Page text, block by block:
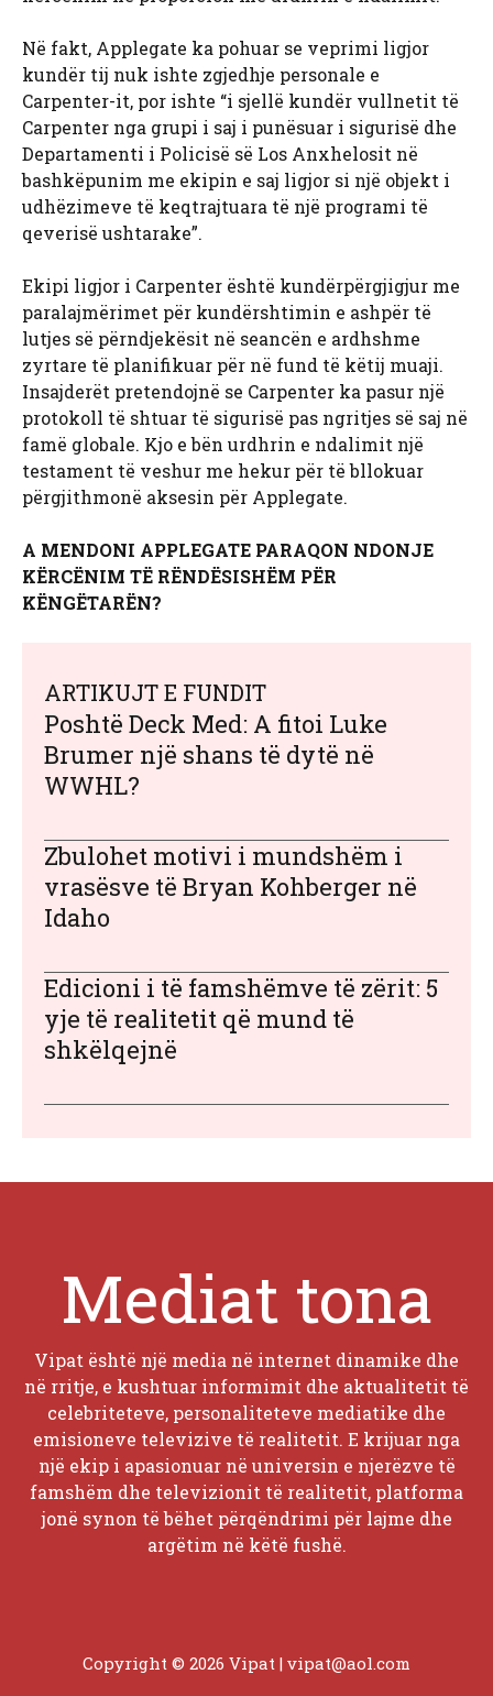
Në fakt, Applegate ka pohuar se veprimi ligjor
kundër tij nuk ishte zgjedhje personale e
Carpenter-it, por ishte “i sjellë kundër vullnetit të
Carpenter nga grupi i saj i punësuar i sigurisë dhe
Departamenti i Policisë së Los Anxhelosit në
bashkëpunim me ekipin e saj ligjor si një objekt i
udhëzimeve të keqtrajtuara të një programi të
qeverisë ushtarake”.
Ekipi ligjor i Carpenter është kundërpërgjigjur me
paralajmërimet për kundërshtimin e ashpër të
lutjes së përndjekësit në seancën e ardhshme
zyrtare të planifikuar për në fund të këtij muaji.
Insajderët pretendojnë se Carpenter ka pasur një
protokoll të shtuar të sigurisë pas ngritjes së saj në
famë globale. Kjo e bën urdhrin e ndalimit një
testament të veshur me hekur për të bllokuar
përgjithmonë aksesin për Applegate.
A MENDONI APPLEGATE PARAQON NDONJE
KËRCËNIM TË RËNDËSISHËM PËR
KËNGËTARËN?
ARTIKUJT E FUNDIT
Poshtë Deck Med: A fitoi Luke
Brumer një shans të dytë në
WWHL?
Zbulohet motivi i mundshëm i
vrasësve të Bryan Kohberger në
Idaho
Edicioni i të famshëmve të zërit: 5
yje të realitetit që mund të
shkëlqejnë
Mediat tona
Vipat është një media në internet dinamike dhe
në rritje, e kushtuar informimit dhe aktualitetit të
celebriteteve, personaliteteve mediatike dhe
emisioneve televizive të realitetit. E krijuar nga
një ekip i apasionuar në universin e njerëzve të
famshëm dhe televizionit të realitetit, platforma
jonë synon të bëhet përqëndrimi për lajme dhe
argëtim në këtë fushë.
Copyright © 2026 Vipat | vipat@aol.com